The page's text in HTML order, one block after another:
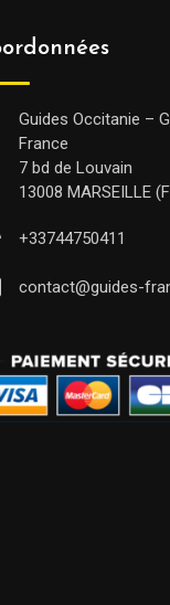
Guides Occitanie –
France
7 bd de Louvain
13008 MARSEILLE
+33744750411
contact@guides-